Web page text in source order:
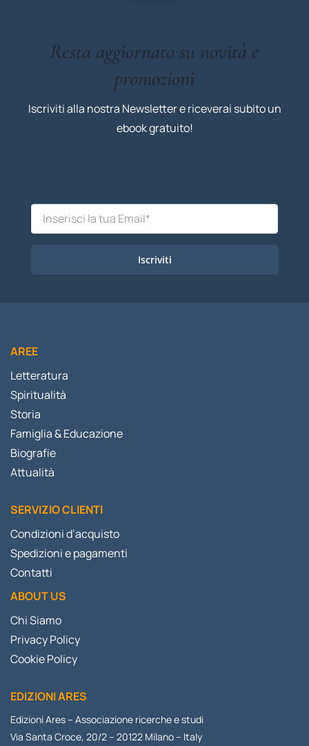
Resta aggiornato su novità e
promozioni
Iscriviti alla nostra Newsletter e riceverai subito un
ebook gratuito!
Iscriviti
AREE
Letteratura
Spiritualità
Storia
Famiglia & Educazione
Biografie
Attualità
SERVIZIO CLIENTI
Condizioni d’acquisto
Spedizioni e pagamenti
Contatti
ABOUT US
Chi Siamo
Privacy Policy
Cookie Policy
EDIZIONI ARES
Edizioni Ares – Associazione ricerche e studi
Via Santa Croce, 20/2 – 20122 Milano – Italy